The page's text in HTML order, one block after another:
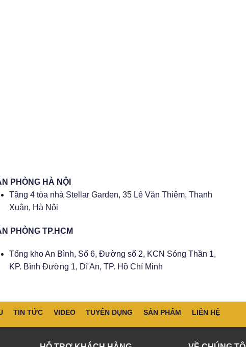
PHÒNG HÀ NỘI
Tầng 4 tòa nhà Stellar Garden, 35 Lê Văn Thiêm, Thanh
Xuân, Hà Nội
PHÒNG TP.HCM
Tổng kho An Bình, Số 6, Đường số 2, KCN Sóng Thần 1,
KP. Bình Đường 1, Dĩ An, TP. Hồ Chí Minh
TIN TỨC VIDEO TUYỂN DỤNG SẢN PHẨM LIÊN HỆ